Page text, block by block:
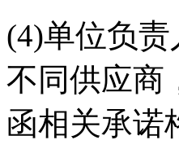
(4)单位负
不同供应商
函相关承诺